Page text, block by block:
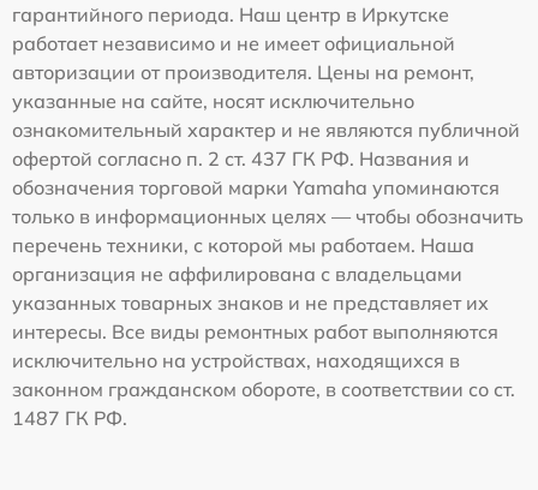
гарантийного периода. Наш центр в Иркутске
работает независимо и не имеет официальной
авторизации от производителя. Цены на ремонт,
указанные на сайте, носят исключительно
ознакомительный характер и не являются публичной
офертой согласно п. 2 ст. 437 ГК РФ. Названия и
обозначения торговой марки Yamaha упоминаются
только в информационных целях — чтобы обозначить
перечень техники, с которой мы работаем. Наша
организация не аффилирована с владельцами
указанных товарных знаков и не представляет их
интересы. Все виды ремонтных работ выполняются
исключительно на устройствах, находящихся в
законном гражданском обороте, в соответствии со ст.
1487 ГК РФ.